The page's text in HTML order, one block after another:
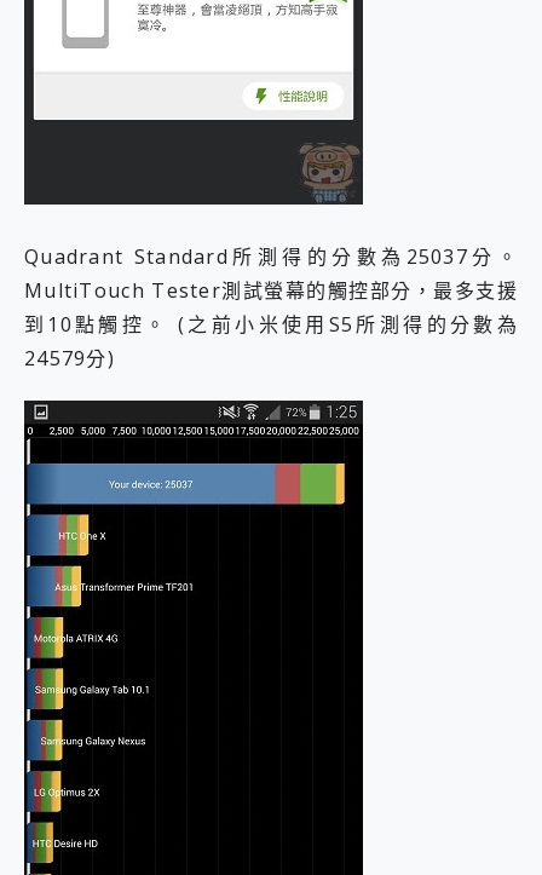
Quadrant Standard所測得的分數為25037分。
MultiTouch Tester測試螢幕的觸控部分，最多支援
到10點觸控。 (之前小米使用S5所測得的分數為
24579分)